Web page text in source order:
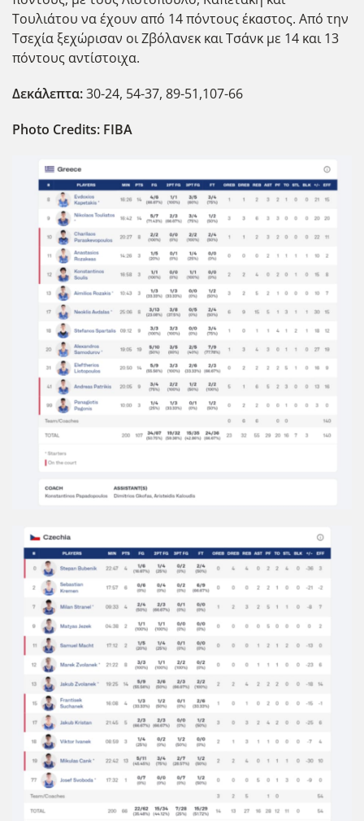
Τουλιάτου να έχουν από 14 πόντους έκαστος. Από την
Τσεχία ξεχώρισαν οι Ζβόλανεκ και Τσάνκ με 14 και 13
πόντους αντίστοιχα.
Δεκάλεπτα:30-24, 54-37, 89-51,107-66
Photo Credits: FIBA